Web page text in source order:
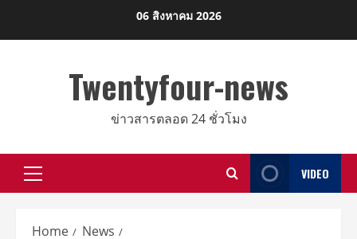
06 สิงหาคม 2026
Twentyfour-news
ข่าวสารตลอด 24 ชั่วโมง
Primary
VIDEO
Home
News